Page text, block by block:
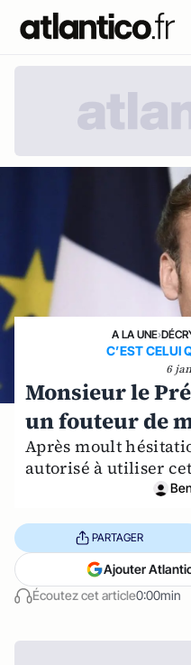
A LA UNE›
C’EST CELUI
6
Monsieur le
un fouteur de
Après moult
autorisé à utiliser
Écoutez cet article0:00min
PARTAGER
Ajouter